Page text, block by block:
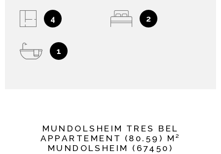
4 2
1
MUNDOLSHEIM TRES BEL
APPARTEMENT (80.59) M²
MUNDOLSHEIM (67450)